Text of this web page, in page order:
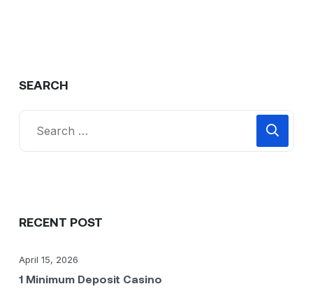
SEARCH
RECENT POST
April 15, 2026
1 Minimum Deposit Casino